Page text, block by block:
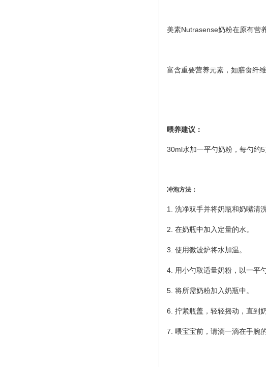
美素Nutrasense奶粉在原有营
富含重要营养元素，如膳食纤
喂养建议：
30ml水加一平勺奶粉，每勺约
冲泡方法：
1. 洗净双手并将奶瓶和奶嘴清
2. 在奶瓶中加入定量的水。
3. 使用微波炉将水加温。
4. 用小勺取适量奶粉，以一平
5. 将所需奶粉加入奶瓶中。
6. 拧紧瓶盖，轻轻摇动，直到
7. 喂宝宝前，请滴一滴在手腕